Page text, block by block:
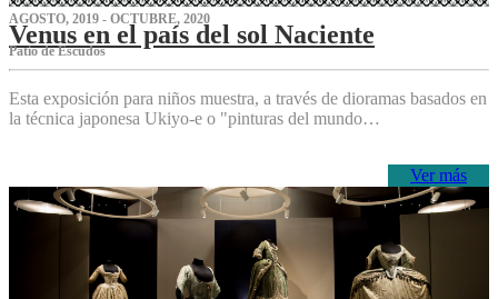
AGOSTO, 2019 - OCTUBRE, 2020
Venus en el país del sol Naciente
P‌atio de Escudos
Esta exposición para niños muestra, a través de dioramas basados en
la técnica japonesa Ukiyo-e o "pinturas del mundo…
Ver más